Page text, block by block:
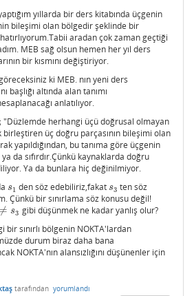
yıllarda bir ders kitabında üçgenin
bileşimi olan bölgedir şeklinde bir
aradan çok zaman geçtiği
MEB sağ olsun hemen her yıl ders
bir kısmını değiştiriyor.
ki MEB. nın yeni ders
başlığı altında alan tanımı
anlatılıyor.
herhangi üçü doğrusal olmayan
birleştiren üç doğru parçasının bileşimi olan
yapıldığından, bu tanıma göre üçgenin
da sıfırdır.Çünkü kaynaklarda doğru
Ya da bunlara hiç değinilmiyor.
s1
s1 den söz edebiliriz,fakat s3
s3 ten söz
Çünkü bir sınırlama söz konusu değil!
≠ s3
3
gibi düşünmek ne kadar yanlış olur?
sınırlı bölgenin NOKTA'lardan
durum biraz daha bana
NOKTA'nın alansızlığını düşünenler için
tarafından yorumlandı